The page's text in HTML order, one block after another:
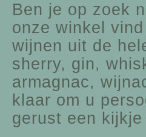
Ben je op zoek
onze winkel
wijnen uit de
sherry, gin,
armagnac,
klaar om u
gerust een